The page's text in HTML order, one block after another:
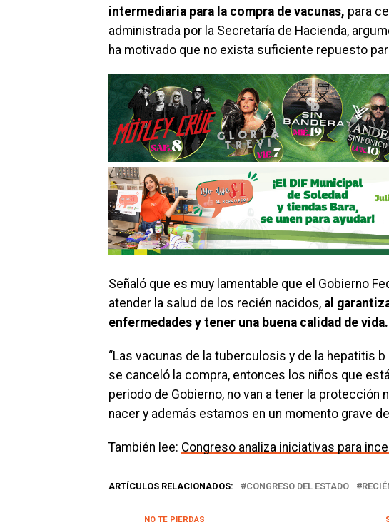
intermediaria para la compra de vacunas, para
administrada por la Secretaría de Hacienda,
ha motivado que no exista suficiente repuesto
Señaló que es muy lamentable que el Gobierno
atender la salud de los recién nacidos, al
enfermedades y tener una buena calidad de vida.
“Las vacunas de la tuberculosis y de la hepatitis
se canceló la compra, entonces los niños que
periodo de Gobierno, no van a tener la protección
nacer y además estamos en un momento grave de
También lee: Congreso analiza iniciativas para
ARTÍCULOS RELACIONADOS: CONGRESO DEL ESTADO
NO TE PIERDAS